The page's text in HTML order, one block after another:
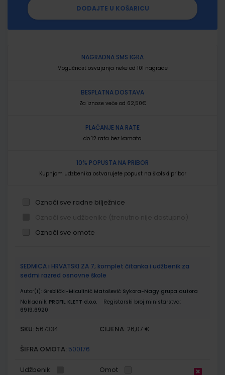
DODAJTE U KOŠARICU
NAGRADNA SMS IGRA
Mogućnost osvajanja neke od 101 nagrade
BESPLATNA DOSTAVA
Za iznose veće od 62,50€
PLAĆANJE NA RATE
do 12 rata bez kamata
10% POPUSTA NA PRIBOR
Kupnjom udžbenika ostvarujete popust na školski pribor
Označi sve radne bilježnice
Označi sve omote
proizvodi
SEDMICA i HRVATSKI ZA 7; komplet čitanka i udžbenik za
sedmi razred osnovne škole
Autor(i): Greblički-Miculinić Matošević Sykora-Nagy grupa autora
Nakladnik: PROFIL KLETT d.o.o.
Registarski broj ministarstva:
6919;6920
SKU: 567334 CIJENA: 26,07 €
ŠIFRA OMOTA: 500176
Udžbenik Omot